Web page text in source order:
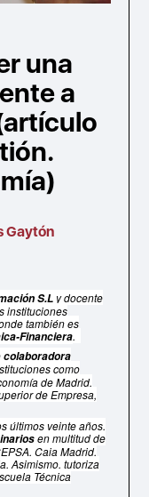
una
a
Gaytón
S.L y docente
instituciones
también es
Financiera.
colaboradora
como
de Madrid,
de Empresa,
últimos veinte años,
en multitud de
Caja Madrid,
Asimismo, tutoriza
Técnica